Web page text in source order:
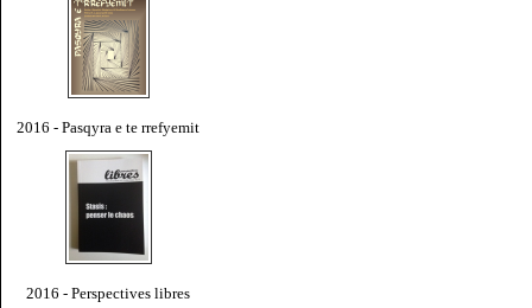
2016 - Pasqyra e te rrefyemit
2016 - Perspectives libres